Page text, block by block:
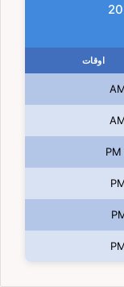
اوقات